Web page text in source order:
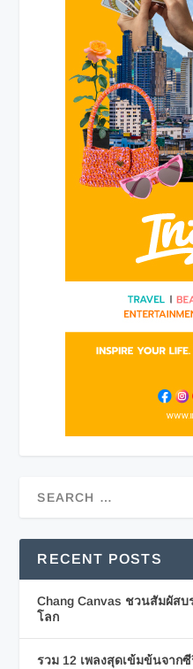
RECENT POSTS
Chang Canvas ชวนสัมผัสบ
โลก
รวม 12 เพลงสุดเข้มข้นจาก